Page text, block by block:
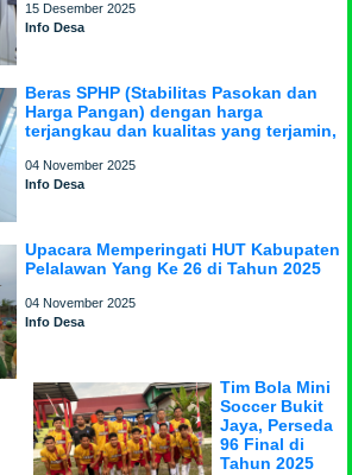
15 Desember 2025
Info Desa
Beras SPHP (Stabilitas Pasokan dan
Harga Pangan) dengan harga
terjangkau dan kualitas yang terjamin,
04 November 2025
Info Desa
Upacara Memperingati HUT Kabupaten
Pelalawan Yang Ke 26 di Tahun 2025
04 November 2025
Info Desa
Tim Bola Mini
Soccer Bukit
Jaya, Perseda
96 Final di
Tahun 2025